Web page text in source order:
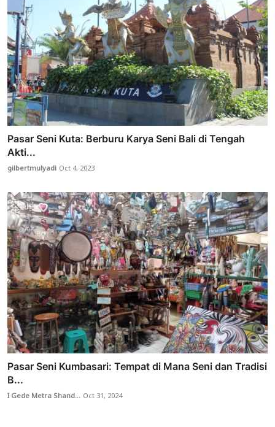
Pasar Seni Kuta: Berburu Karya Seni Bali di Tengah
Akti...
gilbertmulyadi Oct 4, 2023
Pasar Seni Kumbasari: Tempat di Mana Seni dan Tradisi
B...
I Gede Metra Shand... Oct 31, 2024